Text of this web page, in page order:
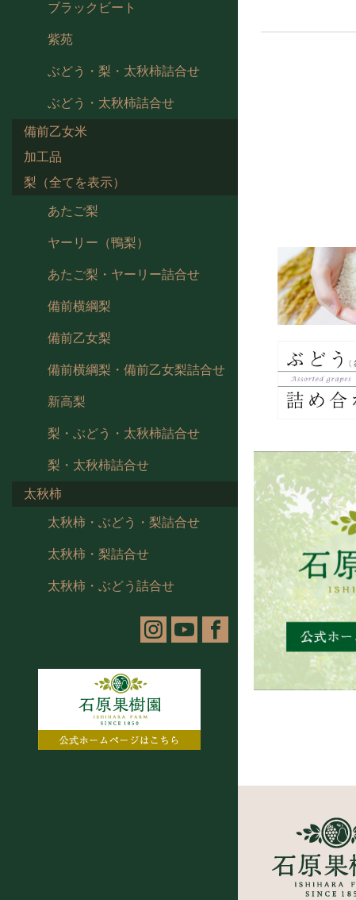
ブラックビート
紫苑
ぶどう・梨・太秋柿詰合せ
ぶどう・太秋柿詰合せ
備前乙女米
加工品
梨（全てを表示）
あたご梨
ヤーリー（鴨梨）
あたご梨・ヤーリー詰合せ
備前横綱梨
備前乙女梨
備前横綱梨・備前乙女梨詰合せ
新高梨
梨・ぶどう・太秋柿詰合せ
梨・太秋柿詰合せ
太秋柿
太秋柿・ぶどう・梨詰合せ
太秋柿・梨詰合せ
太秋柿・ぶどう詰合せ